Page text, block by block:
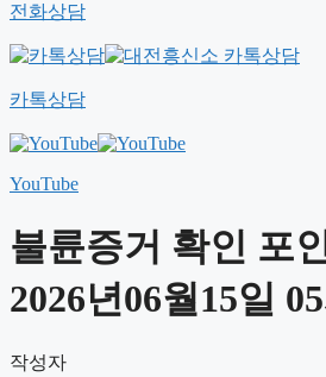
전화상담
카톡상담
YouTube
불륜증거 확인 포
2026년06월15일
작성자